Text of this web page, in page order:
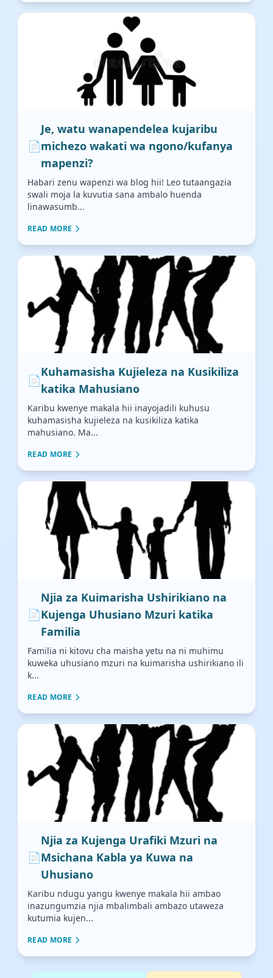
📄
Je, watu wanapendelea kujaribu
michezo wakati wa ngono/kufanya
mapenzi?
Habari zenu wapenzi wa blog hii! Leo tutaangazia
swali moja la kuvutia sana ambalo huenda
linawasumb...
READ MORE
📄
Kuhamasisha Kujieleza na Kusikiliza
katika Mahusiano
Karibu kwenye makala hii inayojadili kuhusu
kuhamasisha kujieleza na kusikiliza katika
mahusiano. Ma...
READ MORE
📄
Njia za Kuimarisha Ushirikiano na
Kujenga Uhusiano Mzuri katika
Familia
Familia ni kitovu cha maisha yetu na ni muhimu
kuweka uhusiano mzuri na kuimarisha ushirikiano ili
k...
READ MORE
📄
Njia za Kujenga Urafiki Mzuri na
Msichana Kabla ya Kuwa na
Uhusiano
Karibu ndugu yangu kwenye makala hii ambao
inazungumzia njia mbalimbali ambazo utaweza
kutumia kujen...
READ MORE